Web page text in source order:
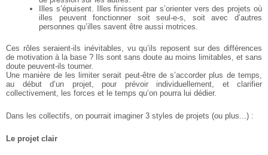
Illes s’épuisent. Illes finissent par s’orienter vers des projets où
illes peuvent fonctionner soitseul-e-s, soit avec d’autres
personnes qu’illes savent être aussi motrices.
Ces rôles seraient-ils inévitables, vu qu’ils reposent sur des différences
de motivation à la base ? Ils sont sans doute au moins limitables, et sans
doute peuvent-ils tourner.
Une manière de les limiter serait peut-être de s’accorder plus de temps,
au début d’un projet, pour prévoir individuellement, et clarifier
collectivement, les forces et le temps qu’on pourra lui dédier.
Dans les collectifs, on pourrait imaginer 3 styles de projets (ou plus...) :
Le projet clair